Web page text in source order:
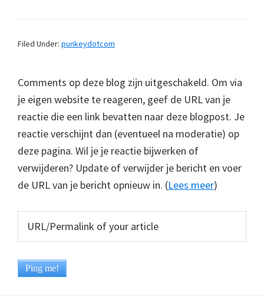
Filed Under: punkeydotcom
Comments op deze blog zijn uitgeschakeld. Om via
je eigen website te reageren, geef de URL van je
reactie die een link bevatten naar deze blogpost. Je
reactie verschijnt dan (eventueel na moderatie) op
deze pagina. Wil je je reactie bijwerken of
verwijderen? Update of verwijder je bericht en voer
de URL van je bericht opnieuw in. (Lees meer)